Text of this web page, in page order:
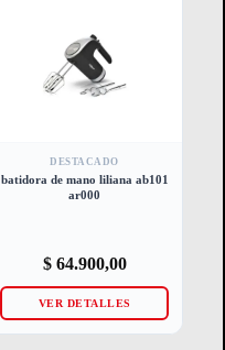
DESTACADO
batidora de mano liliana ab101
ar000
$64.900,00
VER DETALLES